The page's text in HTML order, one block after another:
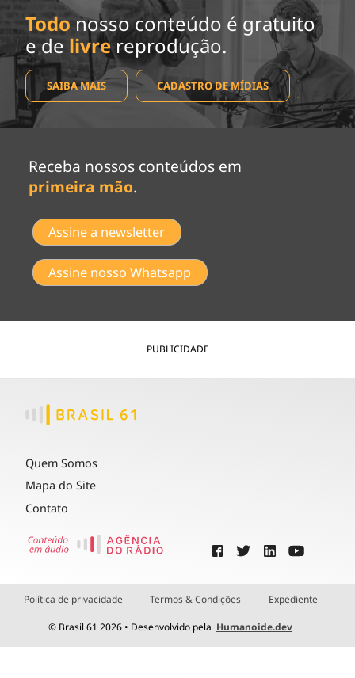
Todo nosso conteúdo é gratuito
e de livrereprodução.
SAIBA MAIS CADASTRO DE MÍDIAS
Receba nossos conteúdos em
primeira mão.
Assine a newsletter
Assine nosso Whatsapp
PUBLICIDADE
Quem Somos
Mapa do Site
Contato
Política de privacidade Termos & Condições Expediente
© Brasil 61 2026 • Desenvolvido pela Humanoide.dev